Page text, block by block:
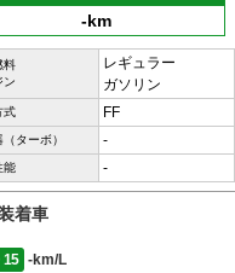
-km
料
ン
レギュラー
ガソリン
式 FF
ターボ） -
能 -
着車
15
-km/L